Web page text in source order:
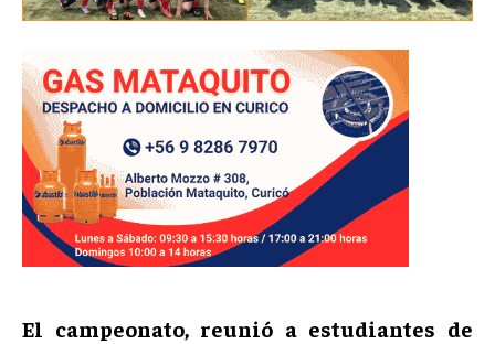
El campeonato, reunió a estudiantes de